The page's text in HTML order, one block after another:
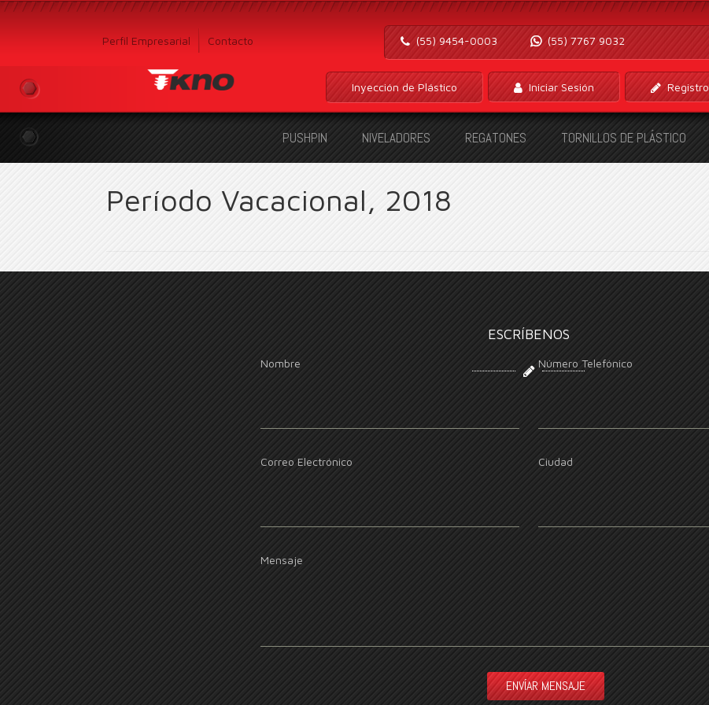
Perfil Empresarial Contacto (55) 9454-0003 (55) 7767 9032
Inyección de Plástico Iniciar Sesión Registro
PUSHPIN NIVELADORES REGATONES TORNILLOS DE PLÁSTICO
Período Vacacional, 2018
ESCRÍBENOS
Nombre
Correo Electrónico
Número Telefónico
Ciudad
Mensaje